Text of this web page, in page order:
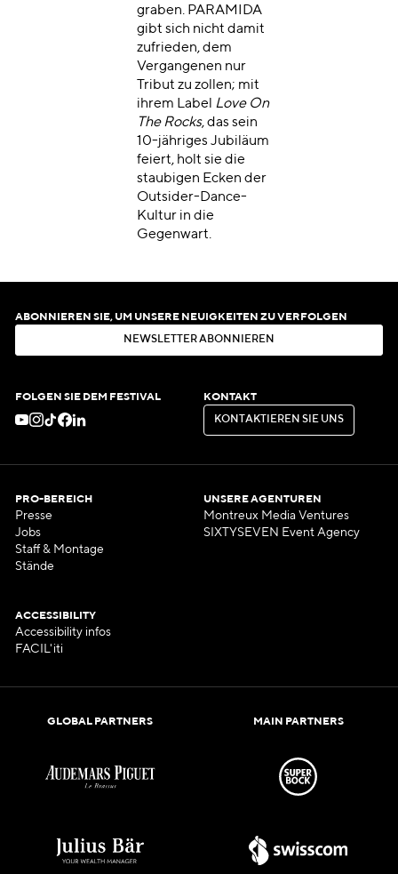
graben. PARAMIDA
gibt sich nicht damit
zufrieden, dem
Vergangenen nur
Tribut zu zollen; mit
ihrem Label Love On
The Rocks, das sein
10-jähriges Jubiläum
feiert, holt sie die
staubigen Ecken der
Outsider-Dance-
Kultur in die
Gegenwart.
ABONNIEREN SIE, UM UNSERE NEUIGKEITEN ZU VERFOLGEN
N EWSLET ERABON N EREN
FOLGEN SIE DEM FESTIVAL KONTAKT
KON AKT EREN SI E UN S
KONTAKTIERENSIEUNS
PRO-BEREICH
Presse
Jobs
Staff & Montage
Stände
UNSERE AGENTUREN
Montreux Media Ventures
SIXTYSEVEN Event Agency
ACCESSIBILITY
Accessibility infos
FACIL'iti
GLOBAL PARTNERS MAIN PARTNERS